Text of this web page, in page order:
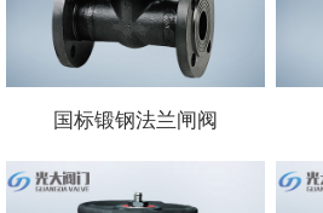
国标锻钢法兰闸阀